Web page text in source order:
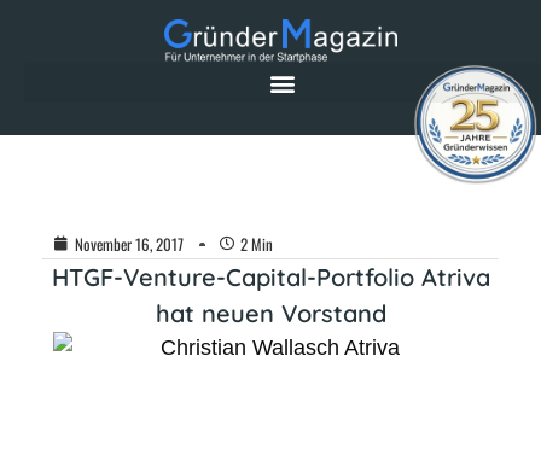
November 16, 2017 2 Min
HTGF-Venture-Capital-Portfolio Atriva
hat neuen Vorstand